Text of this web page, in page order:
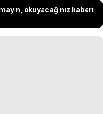
okuyacağınız haberi